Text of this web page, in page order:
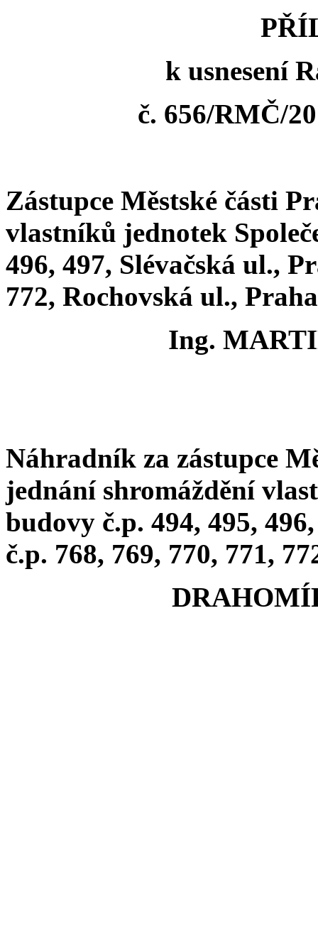
k usnesení
č. 656/RMČ/
Zástupce Městské části
vlastníků jednotek
496, 497, Slévačská ul.,
772, Rochovská ul.,
Ing.
Náhradník za zástupce
jednání shromáždění
budovy č.p. 494, 495,
č.p. 768, 769, 770, 771,